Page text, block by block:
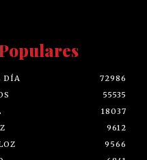
DÍA
72986
55535
18037
9612
9566